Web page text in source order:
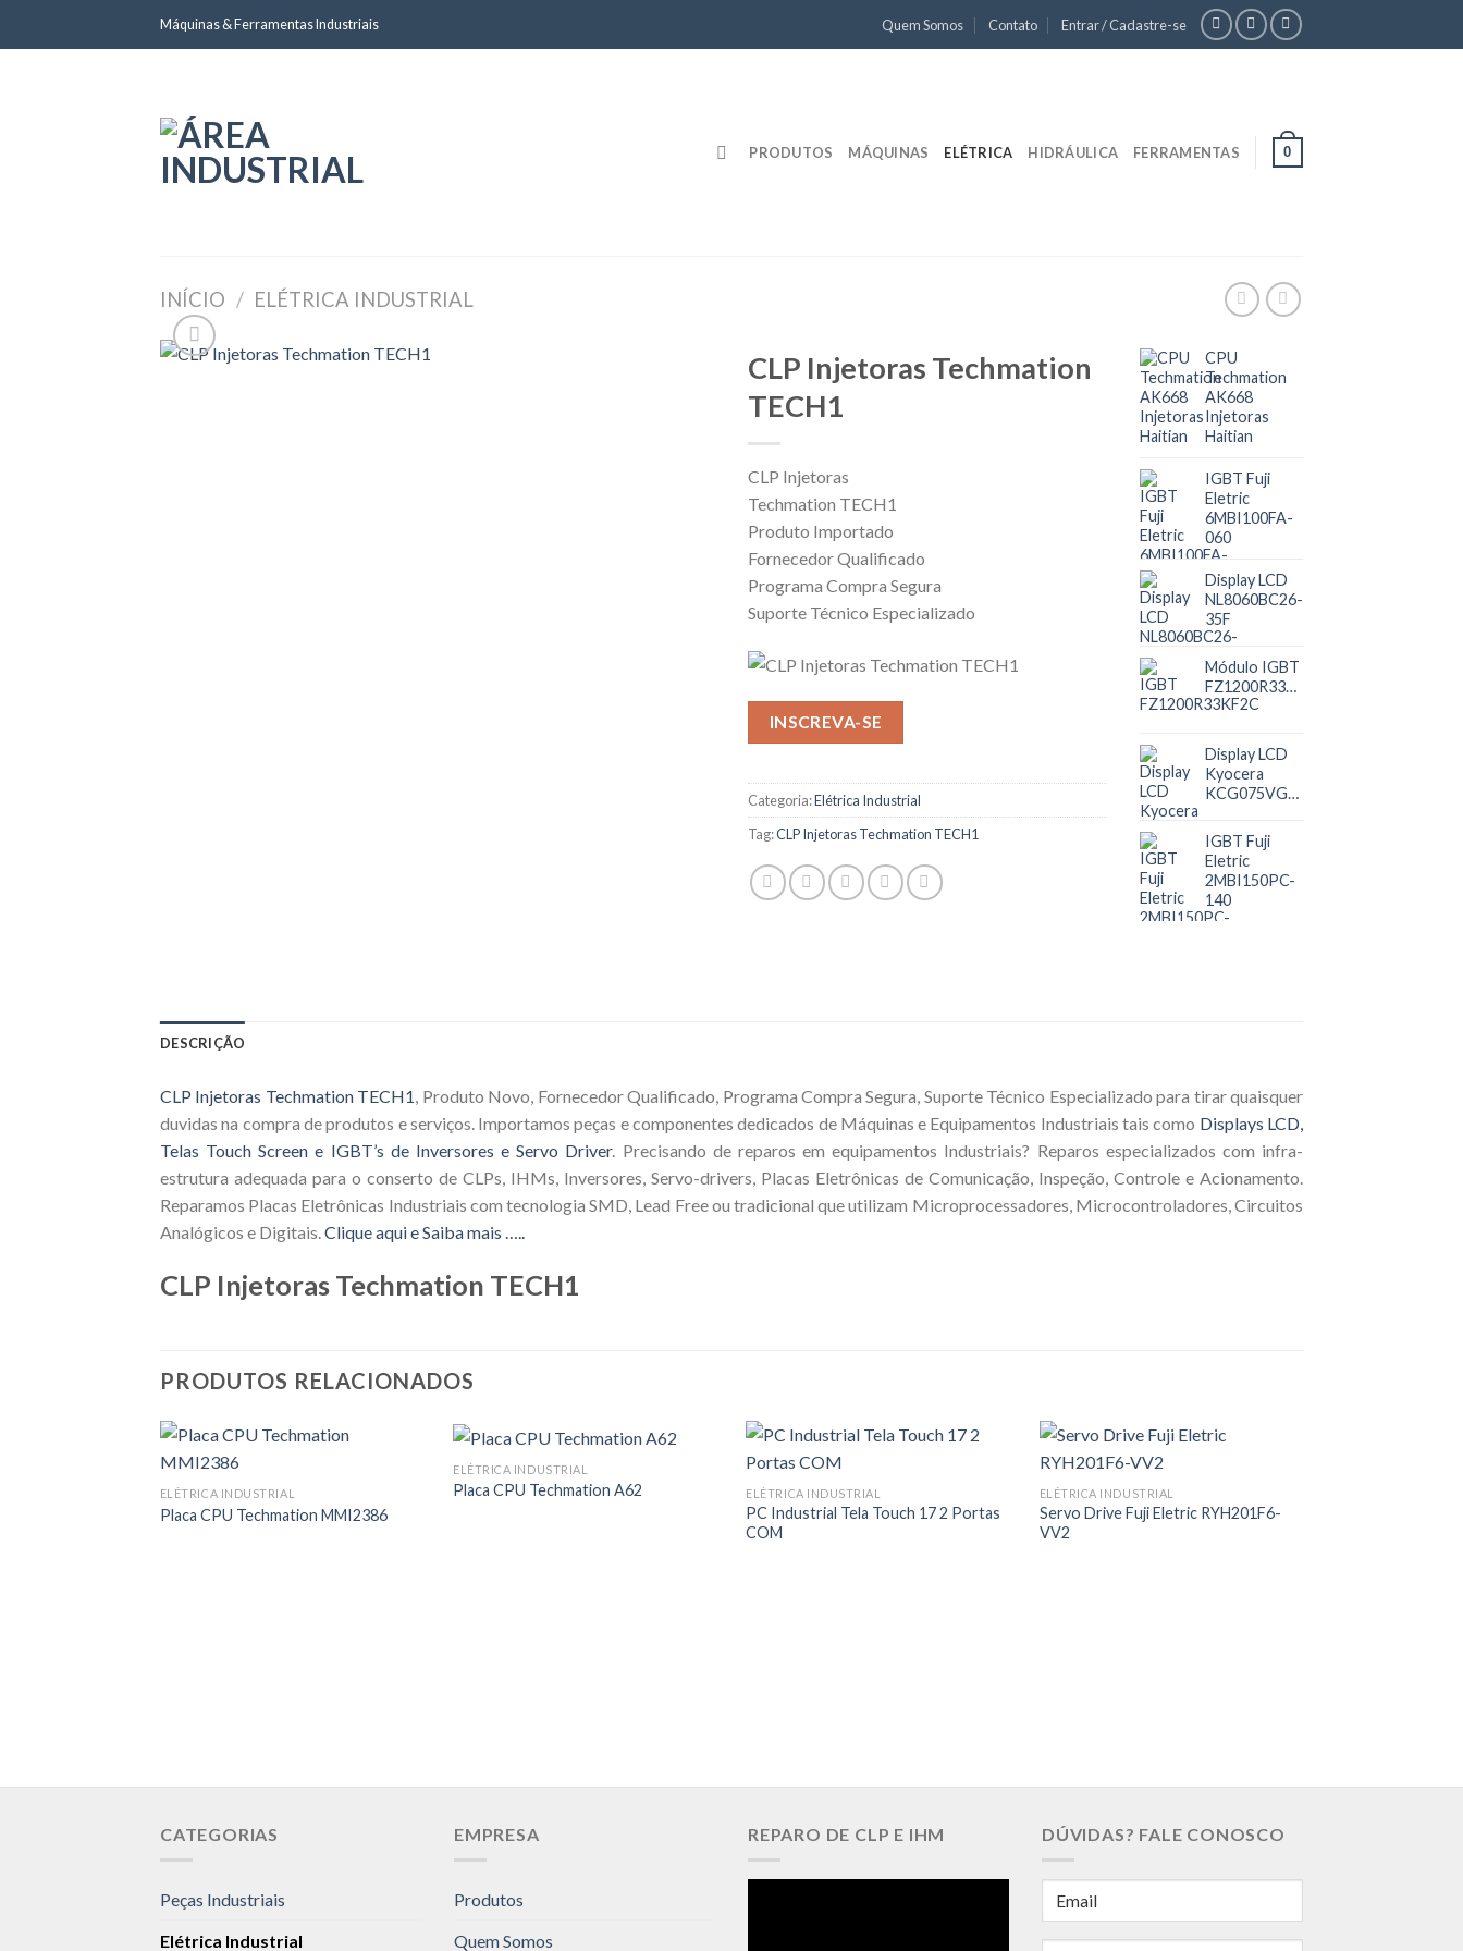
Máquinas & Ferramentas Industriais Quem Somos Contato Entrar / Cadastre-se
PRODUTOS MÁQUINAS ELÉTRICA HIDRÁULICA FERRAMENTAS 0
INÍCIO / ELÉTRICA INDUSTRIAL
CLP Injetoras Techmation
TECH1
CLP Injetoras
Techmation TECH1
Produto Importado
Fornecedor Qualificado
Programa Compra Segura
Suporte Técnico Especializado
INSCREVA-SE
Categoria:Elétrica Industrial
Tag:CLP Injetoras Techmation TECH1
CPU
Techmation
AK668
Injetoras
Haitian
IGBT Fuji
Eletric
6MBI100FA-
060
Display LCD
NL8060BC26-
35F
Módulo IGBT
FZ1200R33KF2C
Display LCD
Kyocera
KCG075VG2BE
IGBT Fuji
Eletric
2MBI150PC-
140
DESCRIÇÃO
CLP Injetoras Techmation TECH1 , Produto Novo, Fornecedor Qualificado, Programa Compra Segura, Suporte Técnico Especializado para tirar quaisquer
duvidas na compra de produtos e serviços. Importamos peças e componentes dedicados de Máquinas e Equipamentos Industriais tais como Displays LCD,
Telas Touch Screen e IGBT’s de Inversores e Servo Driver. Precisando de reparos em equipamentos Industriais? Reparos especializados com infra-
estrutura adequada para o conserto de CLPs, IHMs, Inversores, Servo-drivers, Placas Eletrônicas de Comunicação, Inspeção, Controle e Acionamento.
Reparamos Placas Eletrônicas Industriais com tecnologia SMD, Lead Free ou tradicional que utilizam Microprocessadores, Microcontroladores, Circuitos
Analógicos e Digitais. Clique aqui e Saiba mais …..
CLP Injetoras Techmation TECH1
PRODUTOS RELACIONADOS
ELÉTRICA INDUSTRIAL
Placa CPU Techmation MMI2386
ELÉTRICA INDUSTRIAL
Placa CPU Techmation A62 ELÉTRICA INDUSTRIAL
PC Industrial Tela Touch 17 2 Portas
COM
ELÉTRICA INDUSTRIAL
Servo Drive Fuji Eletric RYH201F6-
VV2
CATEGORIAS
Peças Industriais
Elétrica Industrial
EMPRESA
Produtos
Quem Somos
REPARO DE CLP E IHM DÚVIDAS? FALE CONOSCO